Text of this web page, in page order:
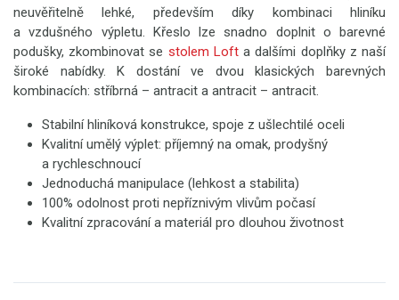
neuvěřitelně lehké, především díky kombinaci hliníku
a vzdušného výpletu. Křeslo lze snadno doplnit o barevné
podušky, zkombinovat se stolem Lofta dalšími doplňky z naší
široké nabídky. K dostání ve dvou klasických barevných
kombinacích: stříbrná – antracit a antracit – antracit.
Stabilní hliníková konstrukce, spoje z ušlechtilé oceli
Kvalitní umělý výplet: příjemný na omak, prodyšný
a rychleschnoucí
Jednoduchá manipulace (lehkost a stabilita)
100% odolnost proti nepříznivým vlivům počasí
Kvalitní zpracování a materiál pro dlouhou životnost